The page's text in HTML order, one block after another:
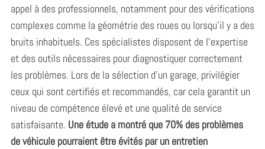
appel à des professionnels, notamment pour des vérifications
complexes comme la géométrie des roues ou lorsqu’il y a des
bruits inhabituels. Ces spécialistes disposent de l’expertise
et des outils nécessaires pour diagnostiquer correctement
les problèmes. Lors de la sélection d’un garage, privilégier
ceux qui sont certifiés et recommandés, car cela garantit un
niveau de compétence élevé et une qualité de service
satisfaisante. Une étude a montré que 70% des problèmes
de véhicule pourraient être évités par un entretien